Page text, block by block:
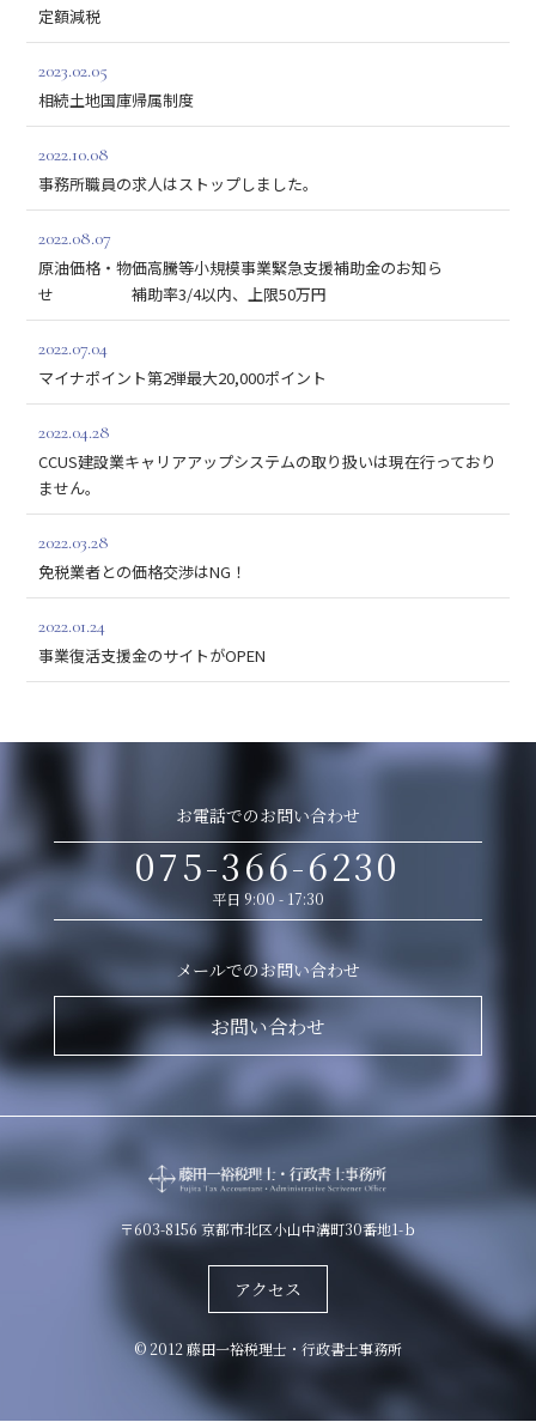
定額減税
2023.02.05
相続土地国庫帰属制度
2022.10.08
事務所職員の求人はストップしました。
2022.08.07
原油価格・物価高騰等小規模事業緊急支援補助金のお知ら
せ 補助率3/4以内、上限50万円
2022.07.04
マイナポイント第2弾最大20,000ポイント
2022.04.28
CCUS建設業キャリアアップシステムの取り扱いは現在行っており
ません。
2022.03.28
免税業者との価格交渉はNG！
2022.01.24
事業復活支援金のサイトがOPEN
お電話でのお問い合わせ
075-366-6230
平日 9:00 - 17:30
メールでのお問い合わせ
お問い合わせ
〒603-8156 京都市北区小山中溝町30番地1-ｂ
アクセス
© 2012 藤田一裕税理士・行政書士事務所